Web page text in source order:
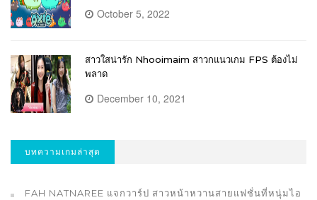
October 5, 2022
สาวใสน่ารัก Nhooimaim สาวกแนวเกม FPS ต้องไม่
พลาด
December 10, 2021
บทความเกมล่าสุด
FAH NATNAREE แจกวาร์ป สาวหน้าหวานสายแฟชั่นที่หนุ่มไอ